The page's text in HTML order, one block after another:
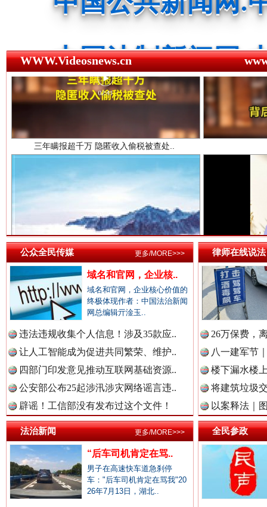
中国法制新闻网.
中国法治新闻网.
中国法院新闻网.
中国检察新闻网.
中国医药新闻网.
中国企业新闻网.
中国农业新闻网.
中国视频新闻网.
中国廉政法纪网.
WWW.Videosnews.cn
三年瞒报超千万 隐匿收入偷税被查处..
祁连巍巍树丰碑 高回
公众全民传媒
域名和官网，企业核..
域名和官网，企业核心价值的
终极体现作者：中国法治新闻
网总编辑亓淦玉..
违法违规收集个人信息！涉及35款应..
让人工智能成为促进共同繁荣、维护..
四部门印发意见推动互联网基础资源..
公安部公布25起涉汛涉灾网络谣言违..
辟谣！工信部没有发布过这个文件！
更多/MORE>>> 律师在线说法
26万保费，
八一建军节
楼下漏水楼
将建筑垃圾
以案释法｜
法治新闻
“后车司机肯定在骂..
男子在高速快车道急刹停
车："后车司机肯定在骂我"20
26年7月13日，湖北..
更多/MORE>>> 全民参政